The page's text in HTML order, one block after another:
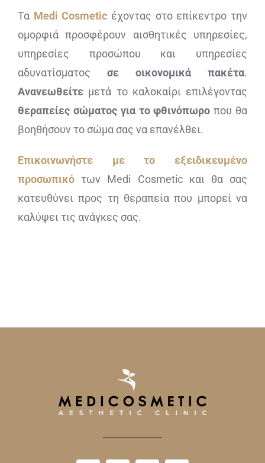
Τα Medi Cosmetic έχοντας στο επίκεντρο την
ομορφιά προσφέρουν αισθητικές υπηρεσίες,
υπηρεσίες προσώπου και υπηρεσίες
αδυνατίσματος σε οικονομικά πακέτα.
Ανανεωθείτε μετά το καλοκαίρι επιλέγοντας
θεραπείες σώματος για το φθινόπωροπου θα
βοηθήσουν το σώμα σας να επανέλθει.
Επικοινωνήστε με το εξειδικευμένο
προσωπικότων Medi Cosmetic και θα σας
κατευθύνει προς τη θεραπεία που μπορεί να
καλύψει τις ανάγκες σας.